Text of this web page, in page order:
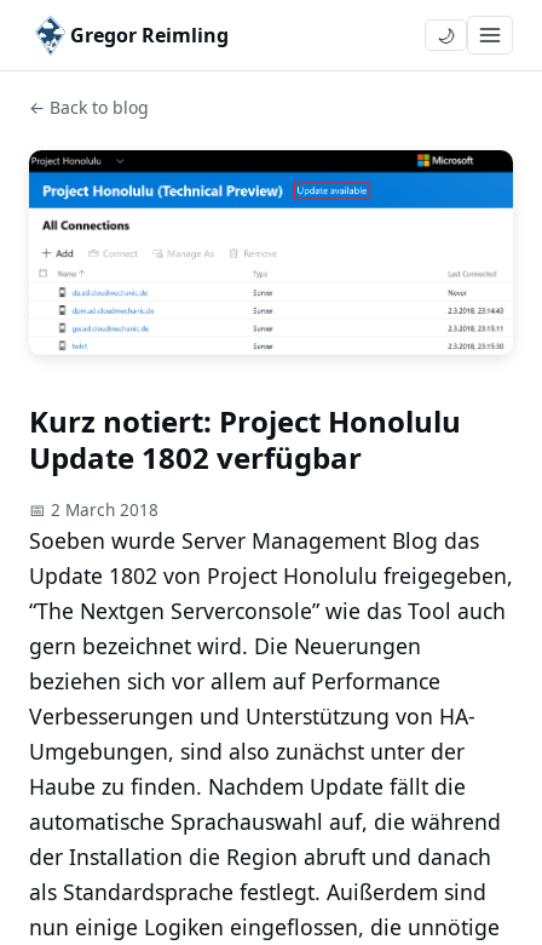
Gregor Reimling 🌙
← Back to blog
Kurz notiert: Project Honolulu
Update 1802 verfügbar
📅 2 March 2018
Soeben wurde Server Management Blog das
Update 1802 von Project Honolulu freigegeben,
“The Nextgen Serverconsole” wie das Tool auch
gern bezeichnet wird. Die Neuerungen
beziehen sich vor allem auf Performance
Verbesserungen und Unterstützung von HA-
Umgebungen, sind also zunächst unter der
Haube zu finden. Nachdem Update fällt die
automatische Sprachauswahl auf, die während
der Installation die Region abruft und danach
als Standardsprache festlegt. Auißerdem sind
nun einige Logiken eingeflossen, die unnötige